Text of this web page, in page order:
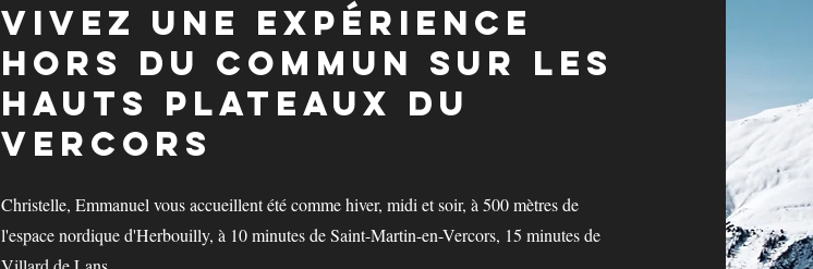
vivez une expérience
hors du commun Sur les
hauts plateaux du
vercors
Christelle, Emmanuel vous accueillent été comme hiver, midi et soir, à 500 mètres de
l'espace nordique d'Herbouilly, à 10 minutes de Saint-Martin-en-Vercors, 15 minutes de